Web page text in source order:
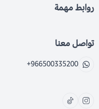
روابط مهمة
تواصل معنا
+966500335200